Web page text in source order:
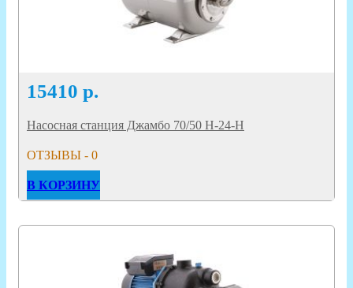
15410 р.
Насосная станция Джамбо 70/50 Н-24-Н
ОТЗЫВЫ - 0
В КОРЗИНУ